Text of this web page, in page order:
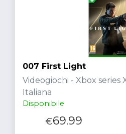
007 First Light
Videogiochi - Xbox series
Italiana
Disponibile
€69.99